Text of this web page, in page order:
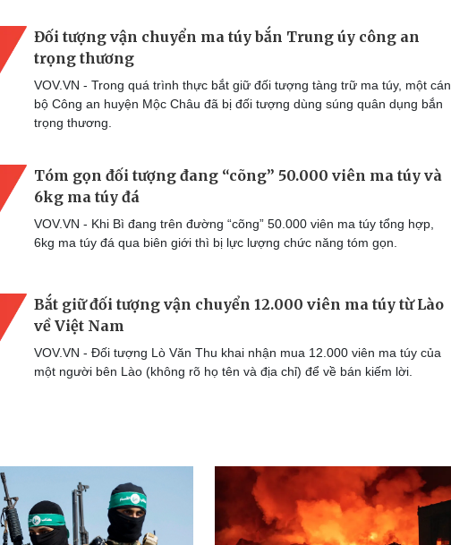
Đối tượng vận chuyển ma túy bắn Trung úy công an
trọng thương
VOV.VN - Trong quá trình thực bắt giữ đối tượng tàng trữ ma túy, một cán
bộ Công an huyện Mộc Châu đã bị đối tượng dùng súng quân dụng bắn
trọng thương.
Tóm gọn đối tượng đang “cõng” 50.000 viên ma túy và
6kg ma túy đá
VOV.VN - Khi Bì đang trên đường “cõng” 50.000 viên ma túy tổng hợp,
6kg ma túy đá qua biên giới thì bị lực lượng chức năng tóm gọn.
Bắt giữ đối tượng vận chuyển 12.000 viên ma túy từ Lào
về Việt Nam
VOV.VN - Đối tượng Lò Văn Thu khai nhận mua 12.000 viên ma túy của
một người bên Lào (không rõ họ tên và địa chỉ) để về bán kiếm lời.